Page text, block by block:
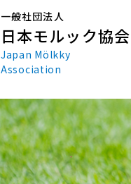
一般社団法人
日本モルック協会
Japan Mölkky
Association